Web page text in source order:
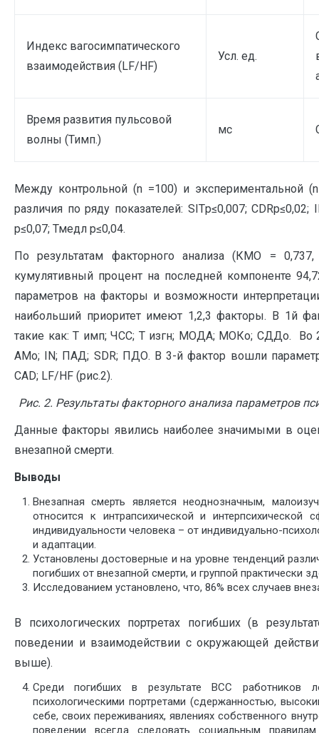
Индекс вагосимпатического
взаимодействия (LF/HF)
Усл. ед.
Время развития пульсовой
волны (Тимп.)
мс
Между контрольной (n =100) и экспериментальной
различия по ряду показателей: SITр≤0,007;
р≤0,07; Тмедл р≤0,04.
По результатам факторного анализа (КМО =
кумулятивный процент на последней компоненте
параметров на факторы и возможности
наибольший приоритет имеют 1,2,3 факторы. В 1й
такие как: Т имп; ЧСС; Т изгн; МОДА; МОКо; СДДо. Во
AMo; IN; ПАД; SDR; ПДО. В 3-й фактор вошли
CAD; LF/HF (рис.2).
Рис. 2. Результаты факторного анализа параметров
Данные факторы явились наиболее значимыми в
внезапной смерти.
Выводы
Внезапная смерть является неоднозначным,
относится к интрапсихической и
индивидуальности человека – от индивидуально-
и адаптации.
Установлены достоверные и на уровне тенденций
погибших от внезапной смерти, и группой практически
Исследованием установлено, что, 86% всех случаев
В психологических портретах погибших (в
поведении и взаимодействии с окружающей
выше).
Среди погибших в результате ВСС работников
психологическими портретами (сдержанностью,
себе, своих переживаниях, явлениях собственного
поведении всегда следовать социальным